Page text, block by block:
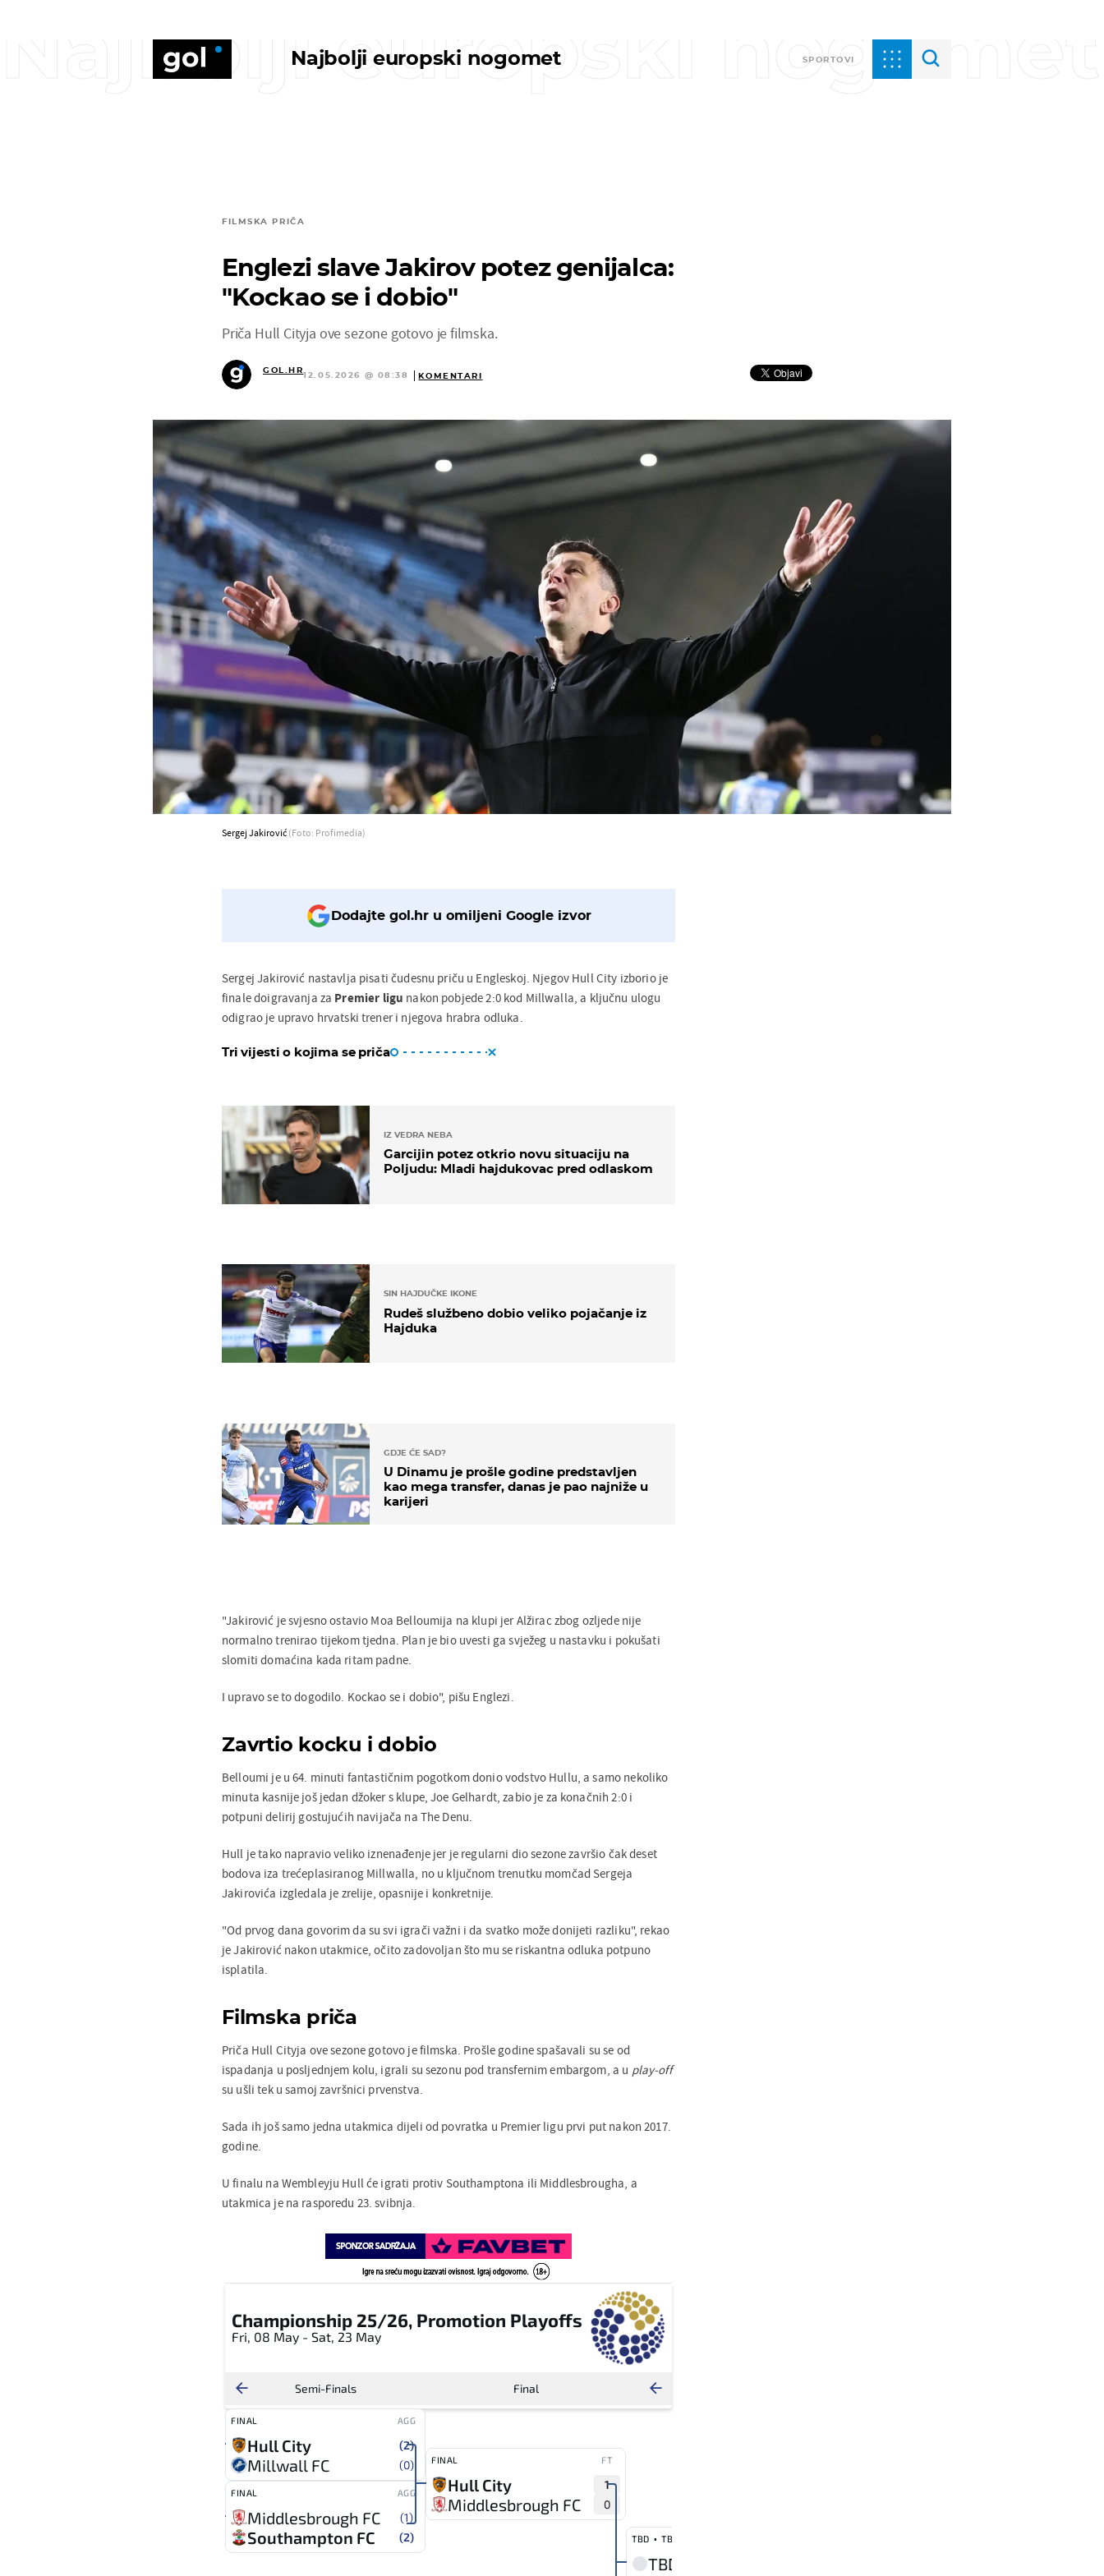
Najbolji europski nogomet SPORTOVI
Najbolji europski nogomet
FILMSKA PRIČA
Englezi slave Jakirov potez genijalca:
"Kockao se i dobio"
Priča Hull Cityja ove sezone gotovo je filmska.
GOL.HR
12.05.2026 @ 08:38 KOMENTARI
Sergej Jakirović (Foto: Profimedia)
Dodajte gol.hr u omiljeni Google izvor
Sergej Jakirović nastavlja pisati čudesnu priču u Engleskoj. Njegov Hull City izborio je
finale doigravanja za Premier ligu nakon pobjede 2:0 kod Millwalla, a ključnu ulogu
odigrao je upravo hrvatski trener i njegova hrabra odluka.
Tri vijesti o kojima se priča
IZ VEDRA NEBA
Garcijin potez otkrio novu situaciju na
Poljudu: Mladi hajdukovac pred odlaskom
SIN HAJDUČKE IKONE
Rudeš službeno dobio veliko pojačanje iz
Hajduka
GDJE ĆE SAD?
U Dinamu je prošle godine predstavljen
kao mega transfer, danas je pao najniže u
karijeri
"Jakirović je svjesno ostavio Moa Belloumija na klupi jer Alžirac zbog ozljede nije
normalno trenirao tijekom tjedna. Plan je bio uvesti ga svježeg u nastavku i pokušati
slomiti domaćina kada ritam padne.
I upravo se to dogodilo. Kockao se i dobio", pišu Englezi.
Zavrtio kocku i dobio
Belloumi je u 64. minuti fantastičnim pogotkom donio vodstvo Hullu, a samo nekoliko
minuta kasnije još jedan džoker s klupe, Joe Gelhardt, zabio je za konačnih 2:0 i
potpuni delirij gostujućih navijača na The Denu.
Hull je tako napravio veliko iznenađenje jer je regularni dio sezone završio čak deset
bodova iza trećeplasiranog Millwalla, no u ključnom trenutku momčad Sergeja
Jakirovića izgledala je zrelije, opasnije i konkretnije.
"Od prvog dana govorim da su svi igrači važni i da svatko može donijeti razliku", rekao
je Jakirović nakon utakmice, očito zadovoljan što mu se riskantna odluka potpuno
isplatila.
Filmska priča
Priča Hull Cityja ove sezone gotovo je filmska. Prošle godine spašavali su se od
ispadanja u posljednjem kolu, igrali su sezonu pod transfernim embargom, a u play-off
su ušli tek u samoj završnici prvenstva.
Sada ih još samo jedna utakmica dijeli od povratka u Premier ligu prvi put nakon 2017.
godine.
U finalu na Wembleyju Hull će igrati protiv Southamptona ili Middlesbrougha, a
utakmica je na rasporedu 23. svibnja.
Championship 25/26, Promotion Playoffs
Fri, 08 May - Sat, 23 May
Semi-Finals Final
FINAL AGG
Hull City (2)
Millwall FC (0)
FINAL AGG
Middlesbrough FC (1)
Southampton FC (2)
FINAL FT
Hull City 1
Middlesbrough FC 0
TBD · TBD
TBD